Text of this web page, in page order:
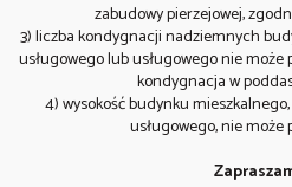
zabudowy pierzejowej,
3) liczba kondygnacji nadziemnych
usługowego lub usługowego nie
kondygnacja w
4) wysokość budynku
usługowego, nie może